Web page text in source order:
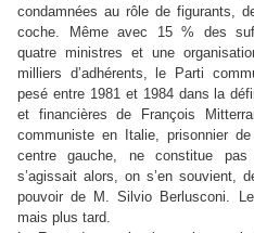
condamnées au rôle de figurants,
coche. Même avec 15 % des
quatre ministres et une
milliers d’adhérents, le Parti
pesé entre 1981 et 1984 dans la
et financières de François
communiste en Italie, prisonnier
centre gauche, ne constitue
s’agissait alors, on s’en souvient,
pouvoir de M. Silvio Berlusconi.
mais plus tard.